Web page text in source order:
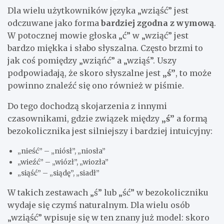
Dla wielu użytkowników języka „wziąść” jest
odczuwane jako forma bardziej zgodna z wymową.
W potocznej mowie głoska „ć” w „wziąć” jest
bardzo miękka i słabo słyszalna. Często brzmi to
jak coś pomiędzy „wziąńć” a „wziąś”. Uszy
podpowiadają, że skoro słyszalne jest „ś”, to może
powinno znaleźć się ono również w piśmie.
Do tego dochodzą skojarzenia z innymi
czasownikami, gdzie związek między „ś” a formą
bezokolicznika jest silniejszy i bardziej intuicyjny:
„nieść” – „niósł”, „niosła”
„wieźć” – „wiózł”, „wiozła”
„siąść” – „siądę”, „siadł”
W takich zestawach „ś” lub „ść” w bezokoliczniku
wydaje się czymś naturalnym. Dla wielu osób
„wziąść” wpisuje się w ten znany już model: skoro